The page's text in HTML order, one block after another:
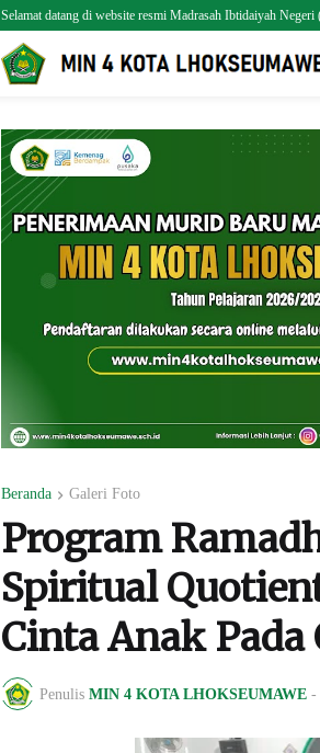
Selamat datang di website resmi Madrasah Ibtidaiyah
Beranda Galeri Foto
Program
Spiritual
Cinta Anak Pada
Penulis MIN 4 KOTA LHOKSEUMAWE -